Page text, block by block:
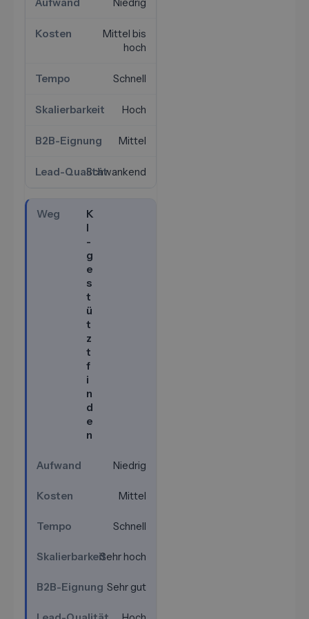
Mittel bis
hoch
Schnell
Hoch
Mittel
Schwankend
K
I
-
g
e
s
t
ü
t
z
t
f
i
n
d
e
n
Niedrig
Mittel
Schnell
Sehr hoch
Sehr gut